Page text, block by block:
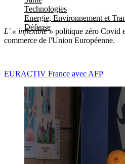
Technologies
Energie, Environnement et
Défense
L' « inflexible » politique zéro Covid
commerce de l'Union Européenne.
EURACTIV France avec AFP